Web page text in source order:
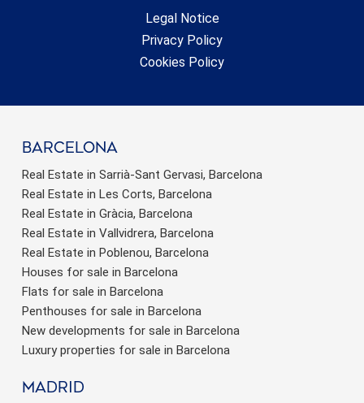
Legal Notice
Privacy Policy
Cookies Policy
barcelona
Real Estate in Sarrià-Sant Gervasi, Barcelona
Real Estate in Les Corts, Barcelona
Real Estate in Gràcia, Barcelona
Real Estate in Vallvidrera, Barcelona
Real Estate in Poblenou, Barcelona
Houses for sale in Barcelona
Flats for sale in Barcelona
Penthouses for sale in Barcelona
New developments for sale in Barcelona
Luxury properties for sale in Barcelona
Madrid